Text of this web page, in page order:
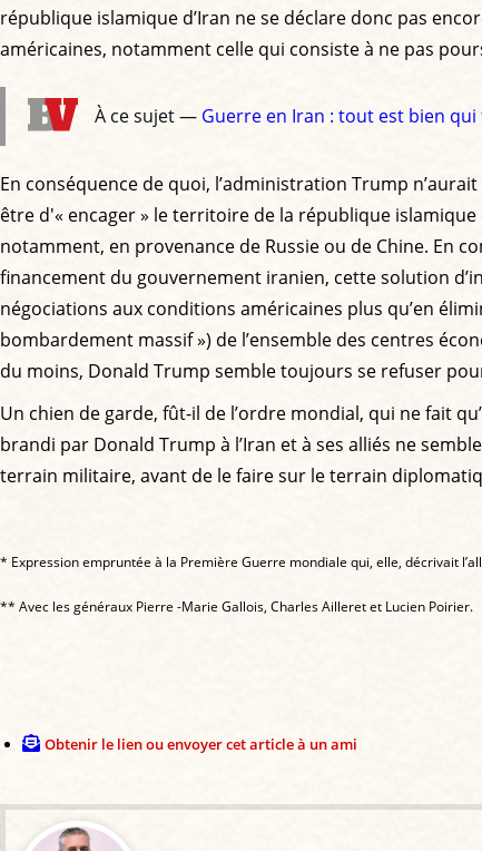
république islamique d’Iran ne se déclare donc pas
américaines, notamment celle qui consiste à ne pas
À ce sujet — Guerre en Iran : tout est bien qui
En conséquence de quoi, l’administration Trump
être d'« encager » le territoire de la république
notamment, en provenance de Russie ou de Chine. En
financement du gouvernement iranien, cette solution
négociations aux conditions américaines plus qu’en
bombardement massif ») de l’ensemble des centres
du moins, Donald Trump semble toujours se refuser
Un chien de garde, fût-il de l’ordre mondial, qui ne fait
brandi par Donald Trump à l’Iran et à ses alliés ne
terrain militaire, avant de le faire sur le terrain
* Expression empruntée à la Première Guerre mondiale qui, elle, décrivait
** Avec les généraux Pierre -Marie Gallois, Charles Ailleret et Lucien Poirier.
Obtenir le lien ou envoyer cet article à un ami